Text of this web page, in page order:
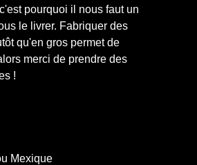
pourquoi il nous faut un
le livrer. Fabriquer des
qu'en gros permet de
merci de prendre des
!
Mexique